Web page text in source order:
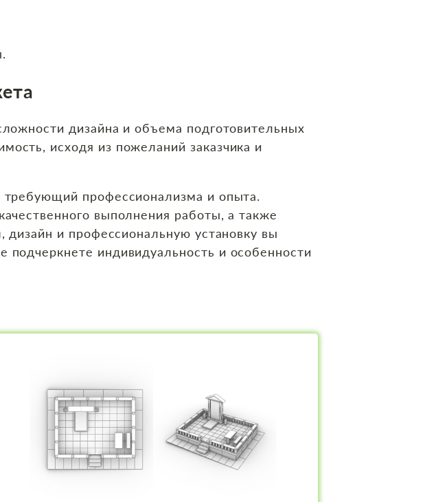
дизайна и объема подготовительных
исходя из пожеланий заказчика и
требующий профессионализма и опыта.
выполнения работы, а также
дизайн и профессиональную установку вы
индивидуальность и особенности